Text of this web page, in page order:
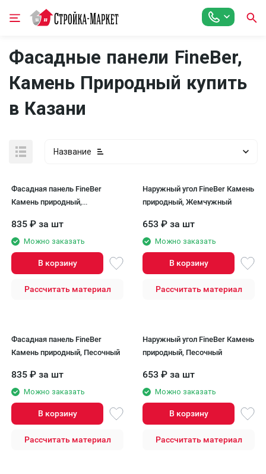
Фасадные панели FineBer,
Камень Природный купить
в Казани
Название
Фасадная панель FineBer
Камень природный,
835 ₽ за шт
Можно заказать
В корзину
Рассчитать материал
Наружный угол FineBer Камень
природный, Жемчужный
653 ₽ за шт
Можно заказать
В корзину
Рассчитать материал
Фасадная панель FineBer
Камень природный, Песочный
835 ₽ за шт
Можно заказать
В корзину
Рассчитать материал
Наружный угол FineBer Камень
природный, Песочный
653 ₽ за шт
Можно заказать
В корзину
Рассчитать материал